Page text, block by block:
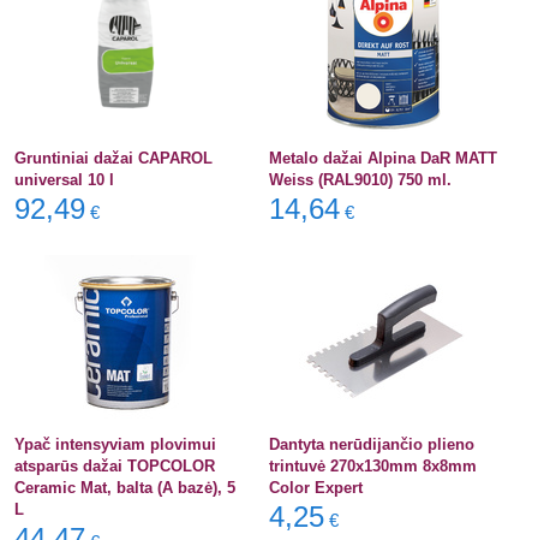
Gruntiniai dažai CAPAROL
universal 10 l
92,49 €
Metalo dažai Alpina DaR MATT
Weiss (RAL9010) 750 ml.
14,64 €
Ypač intensyviam plovimui
atsparūs dažai TOPCOLOR
Ceramic Mat, balta (A bazė), 5
L
Dantyta nerūdijančio plieno
trintuvė 270x130mm 8x8mm
Color Expert
4,25 €